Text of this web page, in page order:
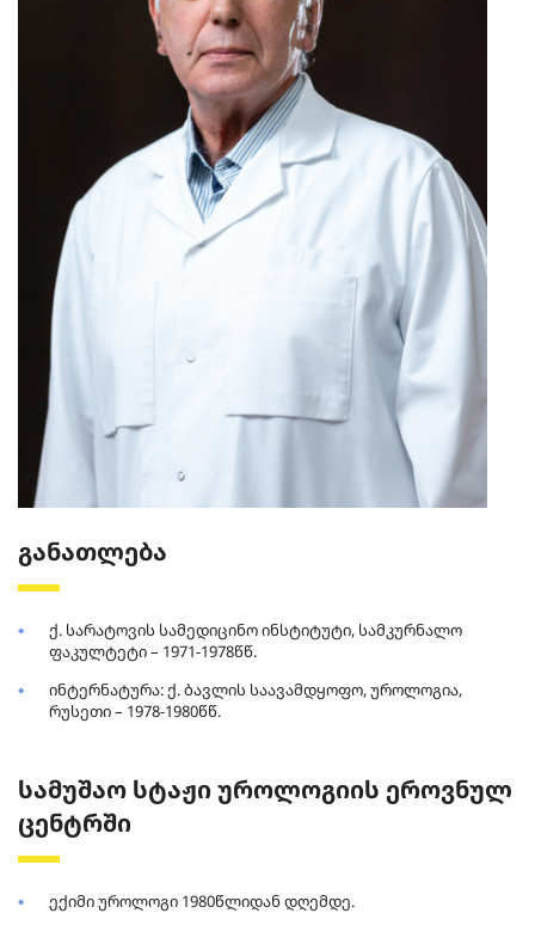
განათლება
ქ. სარატოვის სამედიცინო ინსტიტუტი, სამკურნალო
ფაკულტეტი – 1971-1978წწ.
ინტერნატურა: ქ. ბავლის საავამდყოფო, უროლოგია,
რუსეთი – 1978-1980წწ.
სამუშაო სტაჟი უროლოგიის ეროვნულ
ცენტრში
ექიმი უროლოგი 1980წლიდან დღემდე.